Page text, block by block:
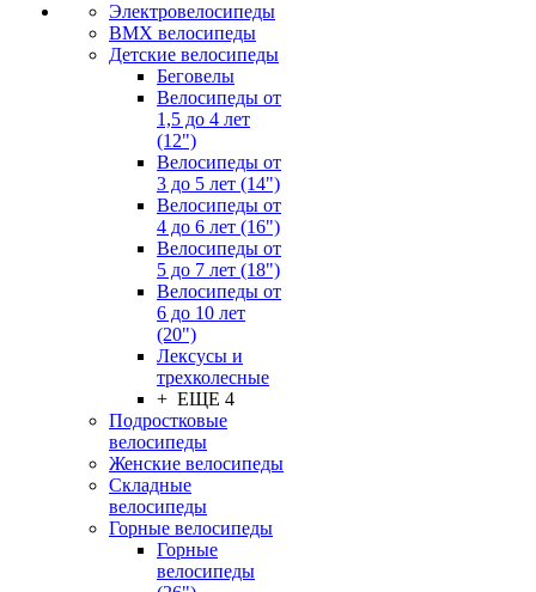
Электровелосипеды
BMX велосипеды
Детские велосипеды
Беговелы
Велосипеды от
1,5 до 4 лет
(12")
Велосипеды от
3 до 5 лет (14")
Велосипеды от
4 до 6 лет (16")
Велосипеды от
5 до 7 лет (18")
Велосипеды от
6 до 10 лет
(20")
Лексусы и
трехколесные
+ ЕЩЕ 4
Подростковые
велосипеды
Женские велосипеды
Складные
велосипеды
Горные велосипеды
Горные
велосипеды